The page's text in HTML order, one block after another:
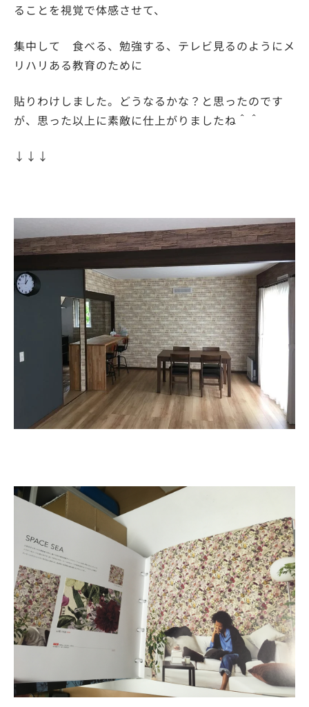
ることを視覚で体感させて、
集中して 食べる、勉強する、テレビ見るのようにメ
リハリある教育のために
貼りわけしました。どうなるかな？と思ったのです
が、思った以上に素敵に仕上がりましたね＾＾
↓↓↓